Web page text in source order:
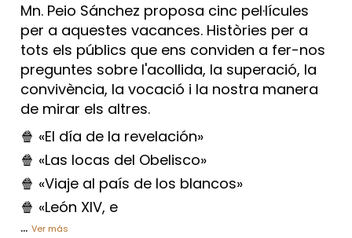
Mn. Peio Sánchez proposa cinc pel·lícules
per a aquestes vacances. Històries per a
tots els públics que ens conviden a fer-nos
preguntes sobre l'acollida, la superació, la
convivència, la vocació i la nostra manera
de mirar els altres.
🍿 «El día de la revelación»
🍿 «Las locas del Obelisco»
🍿 «Viaje al país de los blancos»
🍿 «León XIV, e
... Ver más